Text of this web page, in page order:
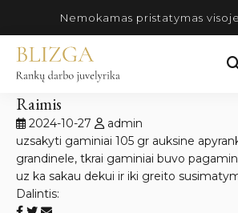
turinio
Nemokamas pristatymas
Raimis
2024-10-27
admin
uzsakyti gaminiai 105 gr auksine
grandinele, tkrai gaminiai buvo
uz ka sakau dekui ir iki greito
Dalintis: